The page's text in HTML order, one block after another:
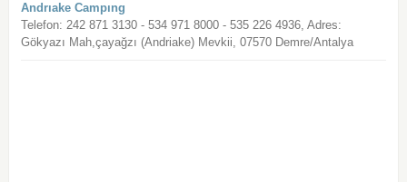
Andrıake Campıng
Telefon: 242 871 3130 - 534 971 8000 - 535 226 4936, Adres:
Gökyazı Mah,çayağzı (Andriake) Mevkii, 07570 Demre/Antalya